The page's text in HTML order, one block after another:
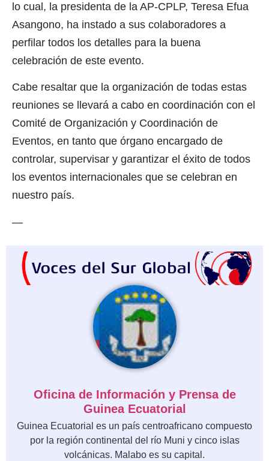
lo cual, la presidenta de la AP-CPLP, Teresa Efua
Asangono, ha instado a sus colaboradores a
perfilar todos los detalles para la buena
celebración de este evento.
Cabe resaltar que la organización de todas estas
reuniones se llevará a cabo en coordinación con el
Comité de Organización y Coordinación de
Eventos, en tanto que órgano encargado de
controlar, supervisar y garantizar el éxito de todos
los eventos internacionales que se celebran en
nuestro país.
—
Oficina de Información y Prensa de
Guinea Ecuatorial
Guinea Ecuatorial es un país centroafricano compuesto
por la región continental del río Muni y cinco islas
volcánicas. Malabo es su capital.